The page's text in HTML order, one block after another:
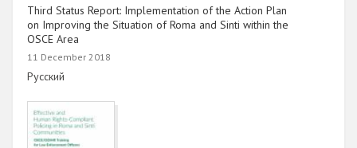
Third Status Report: Implementation of the Action Plan
on Improving the Situation of Roma and Sinti within the
OSCE Area
11 December 2018
Link
Русский